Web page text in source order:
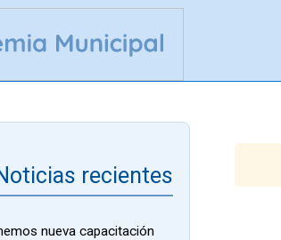
recientes
nueva capacitación